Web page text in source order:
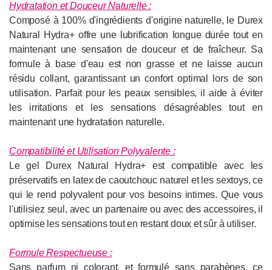
Hydratation et Douceur Naturelle :
Composé à 100% d'ingrédients d'origine naturelle, le Durex
Natural Hydra+ offre une lubrification longue durée tout en
maintenant une sensation de douceur et de fraîcheur. Sa
formule à base d'eau est non grasse et ne laisse aucun
résidu collant, garantissant un confort optimal lors de son
utilisation. Parfait pour les peaux sensibles, il aide à éviter
les irritations et les sensations désagréables tout en
maintenant une hydratation naturelle.
Compatibilité et Utilisation Polyvalente :
Le gel Durex Natural Hydra+ est compatible avec les
préservatifs en latex de caoutchouc naturel et les sextoys, ce
qui le rend polyvalent pour vos besoins intimes. Que vous
l'utilisiez seul, avec un partenaire ou avec des accessoires, il
optimise les sensations tout en restant doux et sûr à utiliser.
Formule Respectueuse :
Sans parfum ni colorant, et formulé sans parabènes, ce